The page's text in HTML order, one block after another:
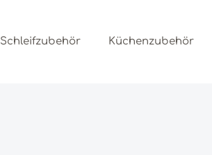
Schleifzubehör Küchenzubehör